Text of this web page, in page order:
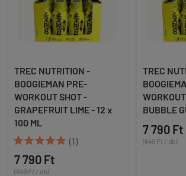
TREC NUTRITION -
BOOGIEMAN PRE-
WORKOUT SHOT -
GRAPEFRUIT LIME - 12 x
100 ML
 (1)
7 790 Ft
(649 Ft / db)
TREC
BUBBLE
7 790 Ft
(649 Ft / db)